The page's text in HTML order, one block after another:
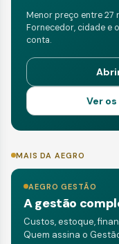
Menor preço entre 27
Fornecedor, cidade e
conta.
Ver
MAIS DA AEGRO
AEGRO GESTÃO
A gestão
Custos, estoque,
Quem assina o